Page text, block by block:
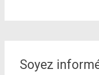
Soyez